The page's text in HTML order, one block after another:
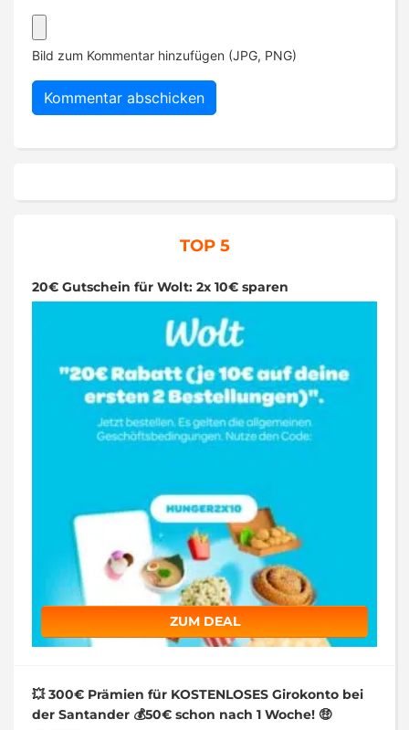
Bild zum Kommentar hinzufügen (JPG, PNG)
TOP 5
20€ Gutschein für Wolt: 2x 10€ sparen
ZUM DEAL
💥 300€ Prämien für KOSTENLOSES Girokonto bei
der Santander 💰50€ schon nach 1 Woche! 🤑